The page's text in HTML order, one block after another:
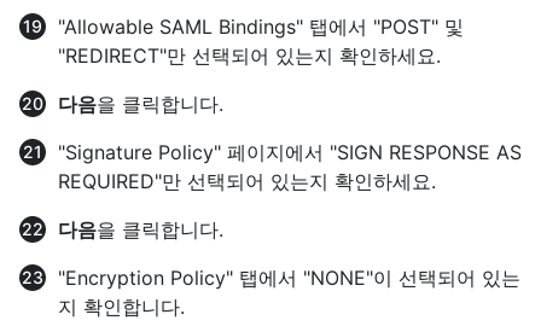
"Allowable SAML Bindings" 탭에서 "POST" 및
"REDIRECT"만 선택되어 있는지 확인하세요.
다음을 클릭합니다.
"Signature Policy" 페이지에서 "SIGN RESPONSE AS
REQUIRED"만 선택되어 있는지 확인하세요.
다음을 클릭합니다.
"Encryption Policy" 탭에서 "NONE"이 선택되어 있는
지 확인합니다.